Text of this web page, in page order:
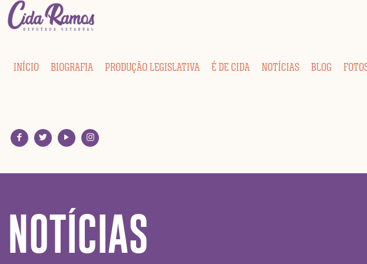
INÍCIO BIOGRAFIA PRODUÇÃO LEGISLATIVA É DE CIDA NOTÍCIAS BLOG
NOTÍCIAS